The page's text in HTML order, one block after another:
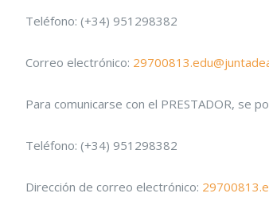
Teléfono: (+34) 951298382
Correo electrónico:
Para comunicarse con el PRESTADOR, se
Teléfono: (+34) 951298382
Dirección de correo electrónico: